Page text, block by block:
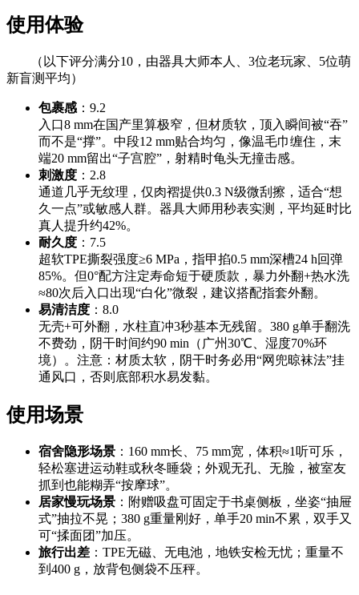
使用体验
（以下评分满分10，由器具大师本人、3位老玩家、5位萌
新盲测平均）
包裹感 ：9.2
入口8 mm在国产里算极窄，但材质软，顶入瞬间被“吞”
而不是“撑”。中段12 mm贴合均匀，像温毛巾缠住，末
端20 mm留出“子宫腔”，射精时龟头无撞击感。
刺激度 ：2.8
通道几乎无纹理，仅肉褶提供0.3 N级微刮擦，适合“想
久一点”或敏感人群。器具大师用秒表实测，平均延时比
真人提升约42%。
耐久度 ：7.5
超软TPE撕裂强度≥6 MPa，指甲掐0.5 mm深槽24 h回弹
85%。但0°配方注定寿命短于硬质款，暴力外翻+热水洗
≈80次后入口出现“白化”微裂，建议搭配指套外翻。
易清洁度 ：8.0
无壳+可外翻，水柱直冲3秒基本无残留。380 g单手翻洗
不费劲，阴干时间约90 min（广州30℃、湿度70%环
境）。注意：材质太软，阴干时务必用“网兜晾袜法”挂
通风口，否则底部积水易发黏。
使用场景
宿舍隐形场景 ：160 mm长、75 mm宽，体积≈1听可乐，
轻松塞进运动鞋或秋冬睡袋；外观无孔、无脸，被室友
抓到也能糊弄“按摩球”。
居家慢玩场景 ：附赠吸盘可固定于书桌侧板，坐姿“抽屉
式”抽拉不晃；380 g重量刚好，单手20 min不累，双手又
可“揉面团”加压。
旅行出差 ：TPE无磁、无电池，地铁安检无忧；重量不
到400 g，放背包侧袋不压秤。